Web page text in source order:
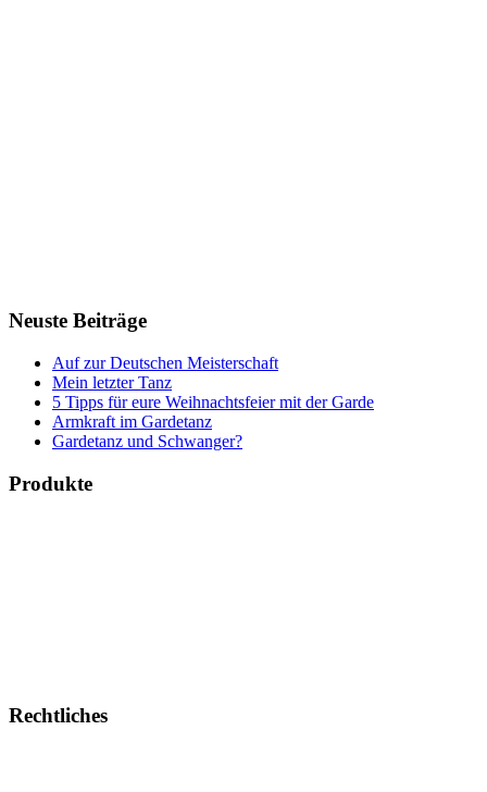
Neuste Beiträge
Auf zur Deutschen Meisterschaft
Mein letzter Tanz
5 Tipps für eure Weihnachtsfeier mit der Garde
Armkraft im Gardetanz
Gardetanz und Schwanger?
Produkte
Rechtliches